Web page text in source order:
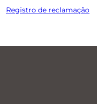
Registro de reclamação